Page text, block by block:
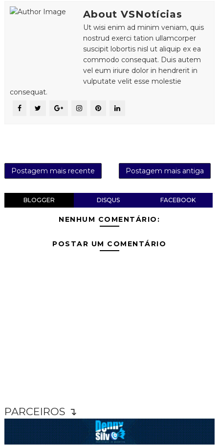
About VSNotícias
Ut wisi enim ad minim veniam, quis
nostrud exerci tation ullamcorper
suscipit lobortis nisl ut aliquip ex ea
commodo consequat. Duis autem
vel eum iriure dolor in hendrerit in
vulputate velit esse molestie
consequat.
Postagem mais recente Postagem mais antiga
BLOGGER DISQUS FACEBOOK
NENHUM COMENTÁRIO:
POSTAR UM COMENTÁRIO
PARCEIROS ↴